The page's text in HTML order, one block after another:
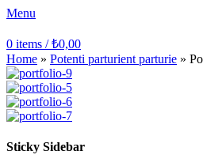
Menu
0 items / ₺0,00
Home » Potenti parturient parturie »
Sticky Sidebar